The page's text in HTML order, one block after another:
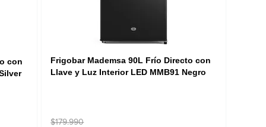
Frigobar Mademsa 90L Frío Directo con
Llave y Luz Interior LED MMB91 Negro
$179.990